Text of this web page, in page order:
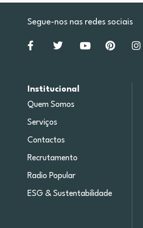
Segue-nos nas redes sociais
Institucional
Quem Somos
Serviços
Contactos
Recrutamento
Radio Popular
ESG & Sustentabilidade